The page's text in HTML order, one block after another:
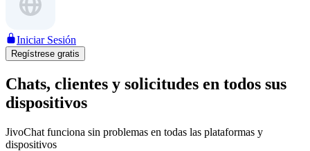
Iniciar Sesión
Regístrese gratis
Chats, clientes y solicitudes en todos sus
dispositivos
JivoChat funciona sin problemas en todas las plataformas y
dispositivos